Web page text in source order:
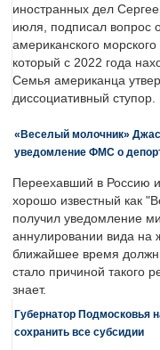
иностранных дел
июля, подписал вопрос
американского
который с 2022 года
Семья американца
диссоциативный ступор.
«Веселый молочник»
уведомление ФМС о
Переехавший в Россию
хорошо известный как
получил уведомление
аннулировании вида на
ближайшее время
стало причиной такого
знает.
Губернатор Подмосковья
сохранить все субсидии